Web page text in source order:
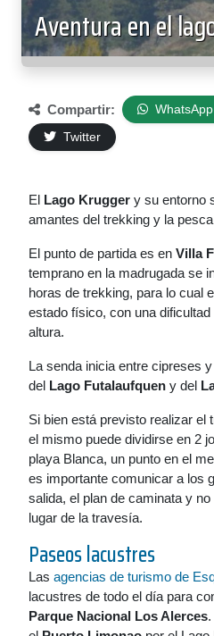
Aventura en el
Compartir: WhatsApp
Twitter
El Lago Krugger y su entorno
amantes del trekking y la
El punto de partida es en Villa
temprano en la madrugada se
horas de trekking, para lo cual
estado físico, con una
altura.
La senda inicia entre cipreses
del Lago Futalaufquen y del
Si bien está previsto realizar el
el mismo puede dividirse en 2
playa Blanca, un punto en el
es importante comunicar a los
salida, el plan de caminata y
lugar de la travesía.
Paseos lacustres
Las agencias de turismo de
lacustres de todo el día para
Parque Nacional Los Alerces